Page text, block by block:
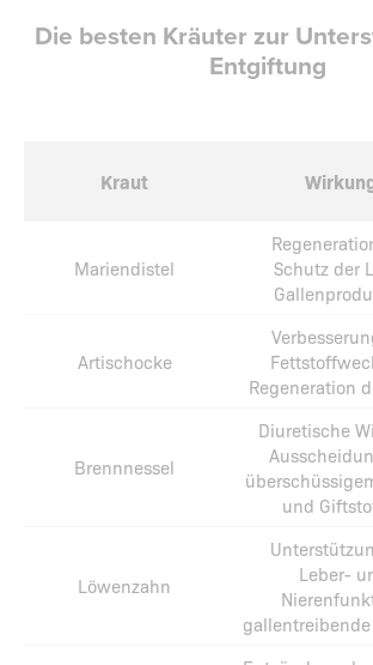
Die besten Kräuter zur
Entgiftung
Kraut
Mariendistel
Schutz der
Artischocke
Regeneration
Brennnessel
Diuretische
und
Löwenzahn
Leber-